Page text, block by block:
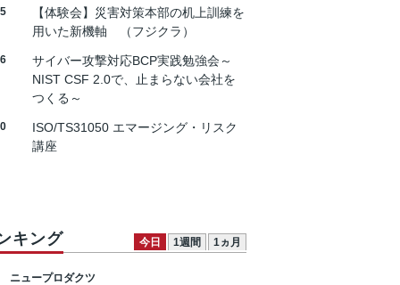
【体験会】災害対策本部の机上訓練を
用いた新機軸 （フジクラ）
サイバー攻撃対応BCP実践勉強会～
NIST CSF 2.0で、止まらない会社を
つくる～
ISO/TS31050 エマージング・リスク
講座
キング 今日 1週間 1ヵ月
ニュープロダクツ